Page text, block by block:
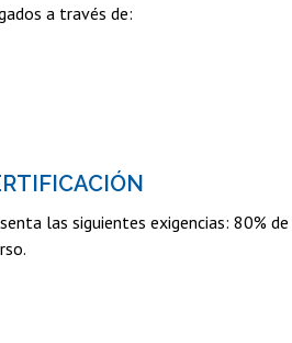
a través de:
las siguientes exigencias: 80%